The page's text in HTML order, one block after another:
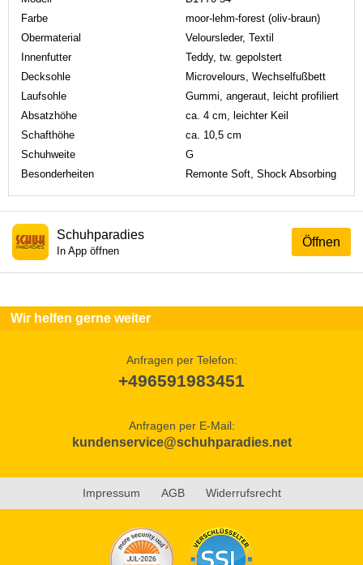
Farbe
moor-lehm-forest (oliv-braun)
Obermaterial
Veloursleder, Textil
Innenfutter
Teddy, tw. gepolstert
Decksohle
Microvelours, Wechselfußbett
Laufsohle
Gummi, angeraut, leicht profiliert
Absatzhöhe
ca. 4 cm, leichter Keil
Schafthöhe
ca. 10,5 cm
Schuhweite
G
Besonderheiten
Remonte Soft, Shock Absorbing
Öffnen
Schuhparadies
In App öffnen
Wir helfen gerne weiter
Anfragen per Telefon:
+496591983451
Anfragen per E-Mail:
kundenservice@schuhparadies.net
Impressum AGB Widerrufsrecht